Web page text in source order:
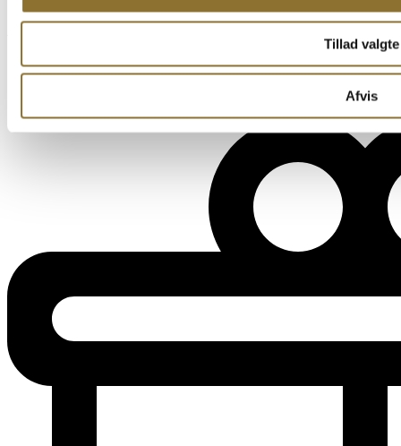
Tillad valgte
Afvis
ABONNEMENT
Se vores Abonnementsløsninger